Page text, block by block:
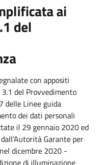
ai
del
con appositi
del Provvedimento
delle Linee guida
dei dati personali
il 29 gennaio 2020 ed
Garante per
dicembre 2020 -
di illuminazione